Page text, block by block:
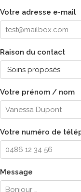
Votre adresse e-mail
Raison du contact
Votre prénom / nom
Votre numéro de
Message